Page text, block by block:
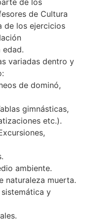
de los
de Cultura
de los ejercicios
edad.
variadas dentro y
de dominó,
gimnásticas,
etc.).
ambiente.
naturaleza muerta.
y